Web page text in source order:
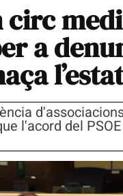
circ
a
l'acord del